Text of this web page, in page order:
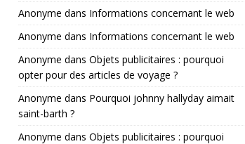
Anonyme dans Informations concernant le web
Anonyme dans Informations concernant le web
Anonyme dans Objets publicitaires : pourquoi
opter pour des articles de voyage ?
Anonyme dans Pourquoi johnny hallyday aimait
saint-barth ?
Anonyme dans Objets publicitaires : pourquoi